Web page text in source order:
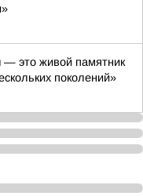
это живой памятник
поколений»